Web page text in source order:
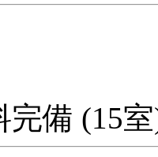
完備 (15